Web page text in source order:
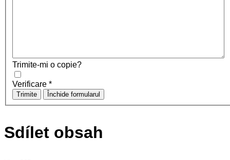
Trimite-mi o copie?
Verificare *
Trimite Închide formularul
Sdílet obsah